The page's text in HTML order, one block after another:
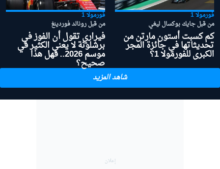
فورمولا 1
من قبل جايك بوكسال ليغي
كم كسبت أستون مارتن من
تحديثاتها في جائزة المجر
الكبرى للفورمولا 1؟
فورمولا 1
من قبل رونالد فوردينغ
فيراري تقول أن الفوز في
برشلونة لا يعني الكثير في
موسم 2026.. فهل هذا
صحيح؟
شاهد المزيد